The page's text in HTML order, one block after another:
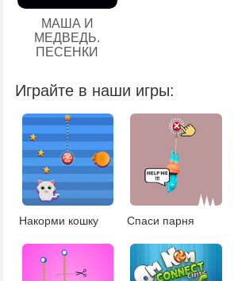
МАША И
МЕДВЕДЬ.
ПЕСЕНКИ
Играйте в наши игры:
Накорми кошку Спаси парня